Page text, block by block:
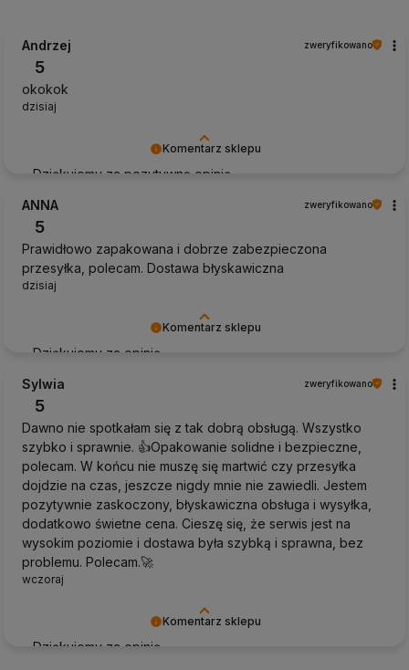
Komentarz sklepu
Dziękujemy za pozytywną opinię
Andrzej zweryfikowano
5
okokok
dzisiaj
Komentarz sklepu
Dziękujemy za opinię
ANNA zweryfikowano
5
Prawidłowo zapakowana i dobrze zabezpieczona
przesyłka, polecam. Dostawa błyskawiczna
dzisiaj
Komentarz sklepu
Dziękujemy za opinię
Sylwia zweryfikowano
5
Dawno nie spotkałam się z tak dobrą obsługą. Wszystko
szybko i sprawnie. 👍️Opakowanie solidne i bezpieczne,
polecam. W końcu nie muszę się martwić czy przesyłka
dojdzie na czas, jeszcze nigdy mnie nie zawiedli. Jestem
pozytywnie zaskoczony, błyskawiczna obsługa i wysyłka,
dodatkowo świetne cena. Cieszę się, że serwis jest na
wysokim poziomie i dostawa była szybką i sprawna, bez
problemu. Polecam.🚀
wczoraj